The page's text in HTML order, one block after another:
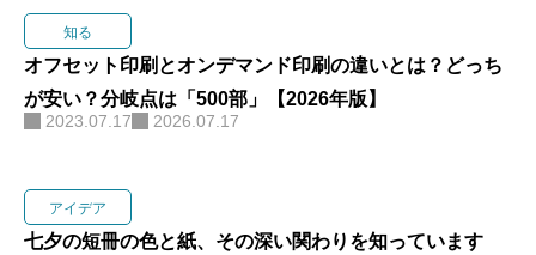
知る
オフセット印刷とオンデマンド印刷の違いとは？どっち
が安い？分岐点は「500部」【2026年版】
2023.07.17 2026.07.17
アイデア
七夕の短冊の色と紙、その深い関わりを知っています